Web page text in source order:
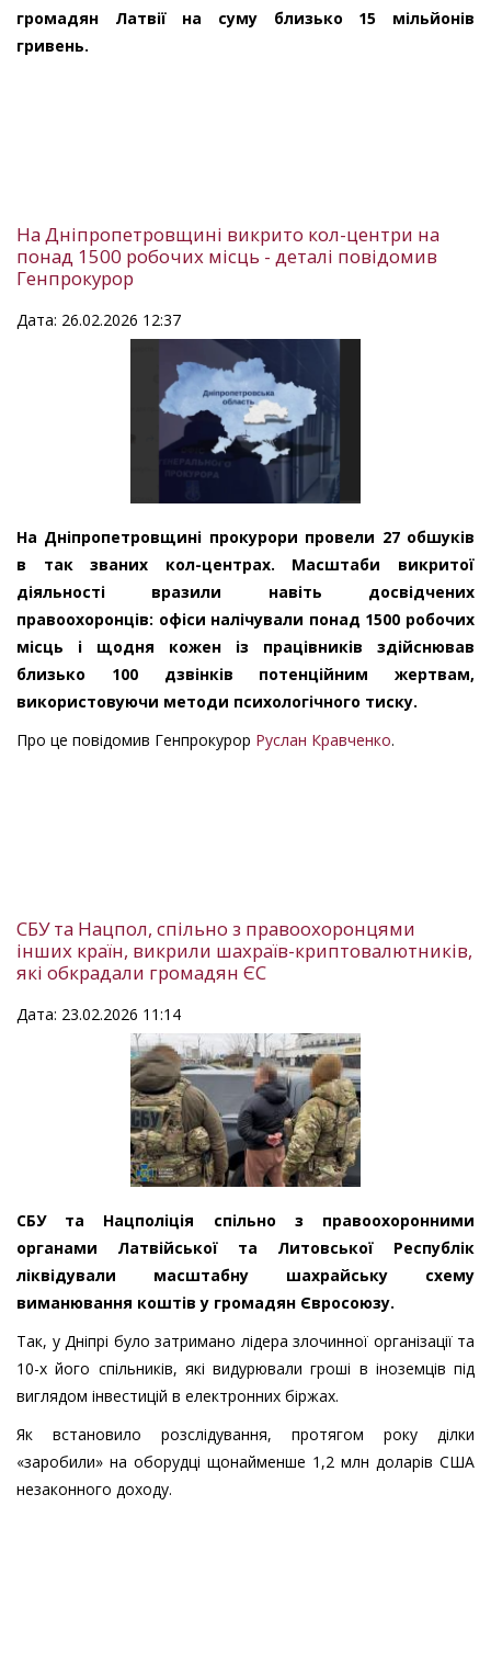
громадян Латвії на суму близько 15 мільйонів
гривень.
На Дніпропетровщині викрито кол-центри на
понад 1500 робочих місць - деталі повідомив
Генпрокурор
Дата: 26.02.2026 12:37
На Дніпропетровщині прокурори провели 27 обшуків
в так званих кол-центрах. Масштаби викритої
діяльності вразили навіть досвідчених
правоохоронців: офіси налічували понад 1500 робочих
місць і щодня кожен із працівників здійснював
близько 100 дзвінків потенційним жертвам,
використовуючи методи психологічного тиску.
Про це повідомив Генпрокурор Руслан Кравченко.
СБУ та Нацпол, спільно з правоохоронцями
інших країн, викрили шахраїв-криптовалютників,
які обкрадали громадян ЄС
Дата: 23.02.2026 11:14
СБУ та Нацполіція спільно з правоохоронними
органами Латвійської та Литовської Республік
ліквідували масштабну шахрайську схему
виманювання коштів у громадян Євросоюзу.
Так, у Дніпрі було затримано лідера злочинної організації та
10-х його спільників, які видурювали гроші в іноземців під
виглядом інвестицій в електронних біржах.
Як встановило розслідування, протягом року ділки
«заробили» на оборудці щонайменше 1,2 млн доларів США
незаконного доходу.